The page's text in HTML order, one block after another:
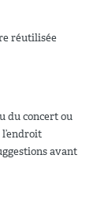
réutilisée
du concert ou
avant